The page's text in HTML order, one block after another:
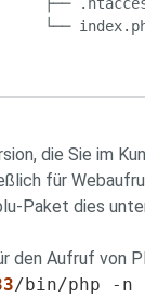
└──
die Sie im
für
Paket dies
den Aufruf von
/bin/php -n